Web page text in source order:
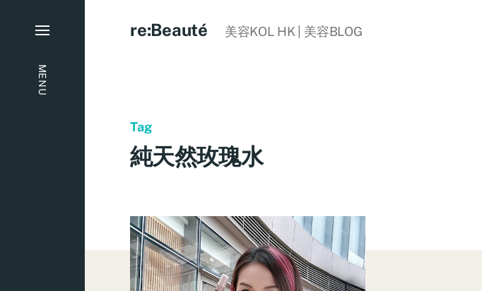
MENU
re:Beauté 美容KOL HK | 美容BLOG
Tag
純天然玫瑰水